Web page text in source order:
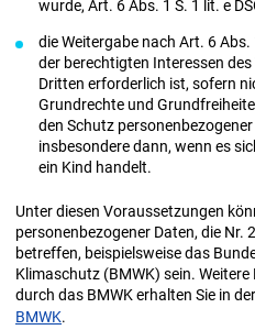
wurde, Art. 6 Abs. 1 S. 1 lit. e
die Weitergabe nach Art. 6
der berechtigten Interessen
Dritten erforderlich ist, sofern
Grundrechte und
den Schutz
insbesondere dann, wenn es
ein Kind handelt.
Unter diesen Voraussetzungen
personenbezogener Daten, die Nr.
betreffen, beispielsweise das
Klimaschutz (BMWK) sein.
durch das BMWK erhalten Sie in der
BMWK.